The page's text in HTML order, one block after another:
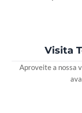
Visita
Aproveite a nossa